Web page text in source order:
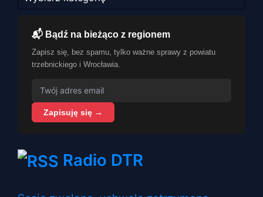
📬 Bądź na bieżąco z regionem
Zapisz się, bez spamu, tylko ważne sprawy z powiatu
trzebnickiego i Wrocławia.
Zapisuję się →
Radio DTR